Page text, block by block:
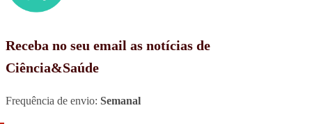
Receba no seu email as notícias de
Ciência&Saúde
Frequência de envio: Semanal